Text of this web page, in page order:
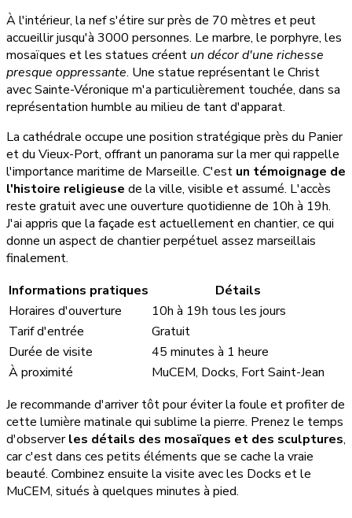
À l'intérieur, la nef s'étire sur près de 70 mètres et peut
accueillir jusqu'à 3000 personnes. Le marbre, le porphyre, les
mosaïques et les statues créent un décor d'une richesse
presque oppressante. Une statue représentant le Christ
avec Sainte-Véronique m'a particulièrement touchée, dans sa
représentation humble au milieu de tant d'apparat.
La cathédrale occupe une position stratégique près du Panier
et du Vieux-Port, offrant un panorama sur la mer qui rappelle
l'importance maritime de Marseille. C'est un témoignage de
l'histoire religieuse de la ville, visible et assumé. L'accès
reste gratuit avec une ouverture quotidienne de 10h à 19h.
J'ai appris que la façade est actuellement en chantier, ce qui
donne un aspect de chantier perpétuel assez marseillais
finalement.
Informations pratiques
Détails
Horaires d'ouverture
10h à 19h tous les jours
Tarif d'entrée
Gratuit
Durée de visite
45 minutes à 1 heure
À proximité
MuCEM, Docks, Fort Saint-Jean
Je recommande d'arriver tôt pour éviter la foule et profiter de
cette lumière matinale qui sublime la pierre. Prenez le temps
d'observerles détails des mosaïques et des sculptures,
car c'est dans ces petits éléments que se cache la vraie
beauté. Combinez ensuite la visite avec les Docks et le
MuCEM, situés à quelques minutes à pied.